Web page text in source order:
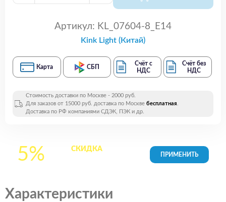
Артикул: KL_07604-8_E14
Kink Light (Китай)
Карта СБП
Счёт с
НДС
Счёт без
НДС
Стоимость доставки по Москве - 2000 руб.
Для заказов от 15000 руб. доставка по Москве бесплатная.
Доставка по РФ компаниями СДЭК, ПЭК и др.
5% СКИДКАна все
Характеристики